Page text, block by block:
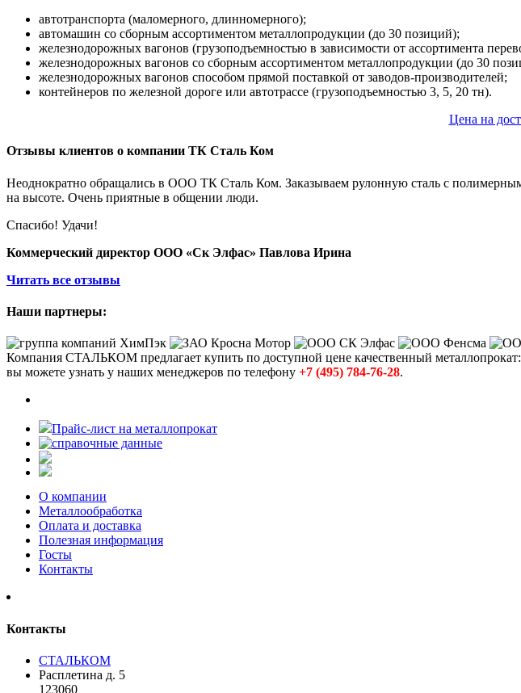
автотранспорта (маломерного, длинномерного);
автомашин со сборным ассортиментом металлопродукции (до 30 позиций);
железнодорожных вагонов (грузоподъемностью в зависимости от ассортимента
железнодорожных вагонов со сборным ассортиментом металлопродукции (до 30
железнодорожных вагонов способом прямой поставкой от заводов-производителей;
контейнеров по железной дороге или автотрассе (грузоподъемностью 3, 5, 20 тн).
Цена на
Отзывы клиентов о компании ТК Сталь Ком
Неоднократно обращались в ООО ТК Сталь Ком. Заказываем рулонную сталь с
на высоте. Очень приятные в общении люди.
Спасибо! Удачи!
Коммерческий директор ООО «Ск Элфас» Павлова Ирина
Читать все отзывы
Наши партнеры:
Компания СТАЛЬКОМ предлагает купить по доступной цене качественный металлопрокат:
вы можете узнать у наших менеджеров по телефону +7 (495) 784-76-28.
Прайс-лист на металлопрокат
О компании
Металлообработка
Оплата и доставка
Полезная информация
Госты
Контакты
Контакты
СТАЛЬКОМ
Расплетина д. 5
123060